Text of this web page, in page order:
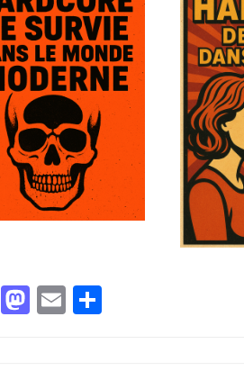
Facebook
Mastodon
Email